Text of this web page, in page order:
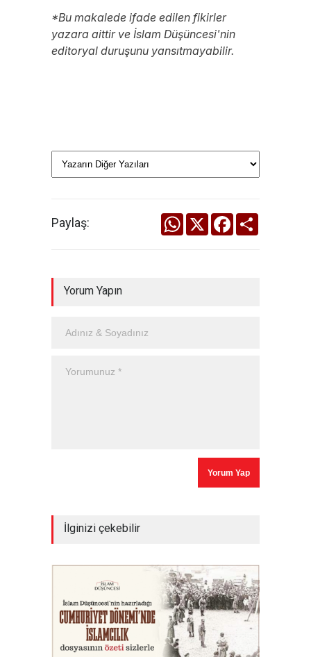
*Bu makalede ifade edilen fikirler
yazara aittir ve İslam Düşüncesi'nin
editoryal duruşunu yansıtmayabilir.
Paylaş: WhatsApp
X Facebook
Yorum Yapın
İlginizi çekebilir